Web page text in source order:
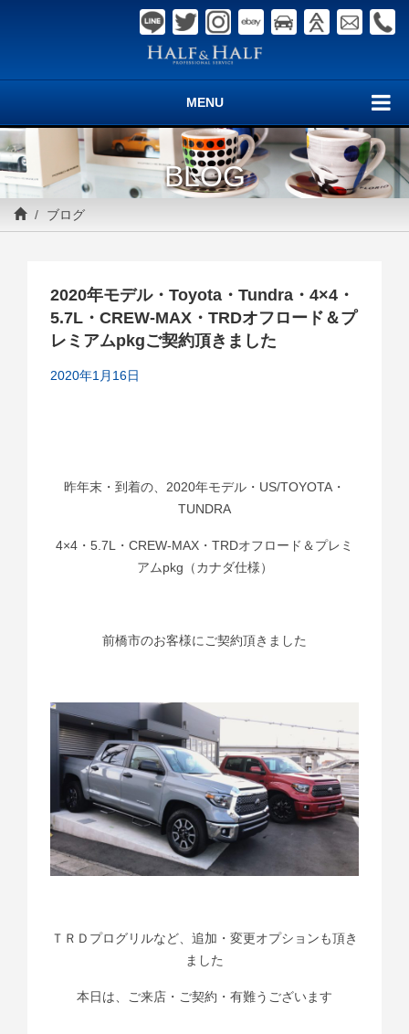
MENU
BLOG
ブログ
2020年モデル・Toyota・Tundra・4×4・
5.7L・CREW-MAX・TRDオフロード＆プ
レミアムpkgご契約頂きました
2020年1月16日
昨年末・到着の、2020年モデル・US/TOYOTA・
TUNDRA
4×4・5.7L・CREW-MAX・TRDオフロード＆プレミ
アムpkg（カナダ仕様）
前橋市のお客様にご契約頂きました
ＴＲＤプログリルなど、追加・変更オプションも頂き
ました
本日は、ご来店・ご契約・有難うございます